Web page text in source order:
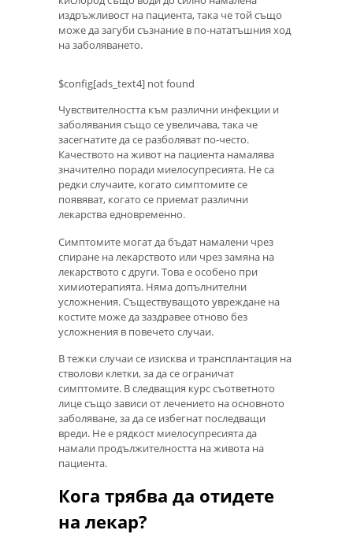
издръжливост на пациента, така че той също
може да загуби съзнание в по-нататъшния ход
на заболяването.
$config[ads_text4] not found
Чувствителността към различни инфекции и
заболявания също се увеличава, така че
засегнатите да се разболяват по-често.
Качеството на живот на пациента намалява
значително поради миелосупресията. Не са
редки случаите, когато симптомите се
появяват, когато се приемат различни
лекарства едновременно.
Симптомите могат да бъдат намалени чрез
спиране на лекарството или чрез замяна на
лекарството с други. Това е особено при
химиотерапията. Няма допълнителни
усложнения. Съществуващото увреждане на
костите може да заздравее отново без
усложнения в повечето случаи.
В тежки случаи се изисква и трансплантация на
стволови клетки, за да се ограничат
симптомите. В следващия курс съответното
лице също зависи от лечението на основното
заболяване, за да се избегнат последващи
вреди. Не е рядкост миелосупресията да
намали продължителността на живота на
пациента.
Кога трябва да отидете
на лекар?